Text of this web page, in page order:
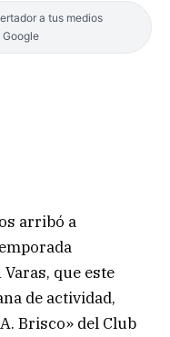
a tus medios
Google
arribó a
que este
de actividad,
Brisco» del Club